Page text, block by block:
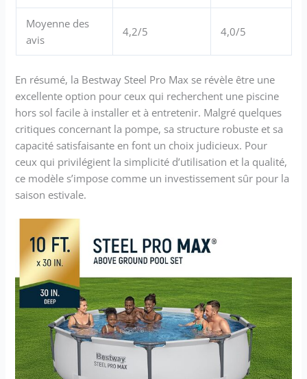
Moyenne des
avis
4,2/5 4,0/5
En résumé, la Bestway Steel Pro Max se révèle être une
excellente option pour ceux qui recherchent une piscine
hors sol facile à installer et à entretenir. Malgré quelques
critiques concernant la pompe, sa structure robuste et sa
capacité satisfaisante en font un choix judicieux. Pour
ceux qui privilégient la simplicité d’utilisation et la qualité,
ce modèle s’impose comme un investissement sûr pour la
saison estivale.